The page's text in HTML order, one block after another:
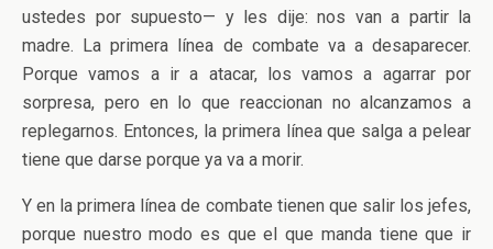
ustedes por supuesto— y les dije: nos van a partir la
madre. La primera línea de combate va a desaparecer.
Porque vamos a ir a atacar, los vamos a agarrar por
sorpresa, pero en lo que reaccionan no alcanzamos a
replegarnos. Entonces, la primera línea que salga a pelear
tiene que darse porque ya va a morir.
Y en la primera línea de combate tienen que salir los jefes,
porque nuestro modo es que el que manda tiene que ir